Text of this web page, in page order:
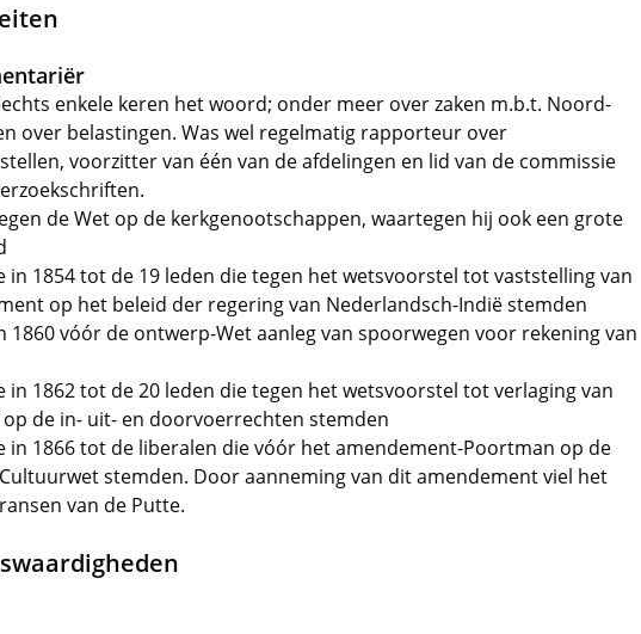
enkele keren het woord; onder meer over zaken m.b.t. Noord-
over belastingen. Was wel regelmatig rapporteur over
voorzitter van één van de afdelingen en lid van de commissie
de Wet op de kerkgenootschappen, waartegen hij ook een grote
in 1854 tot de 19 leden die tegen het wetsvoorstel tot vaststelling van
op het beleid der regering van Nederlandsch-Indië stemden
1860 vóór de ontwerp-Wet aanleg van spoorwegen voor rekening van
in 1862 tot de 20 leden die tegen het wetsvoorstel tot verlaging van
de in- uit- en doorvoerrechten stemden
in 1866 tot de liberalen die vóór het amendement-Poortman op de
stemden. Door aanneming van dit amendement viel het
van de Putte.